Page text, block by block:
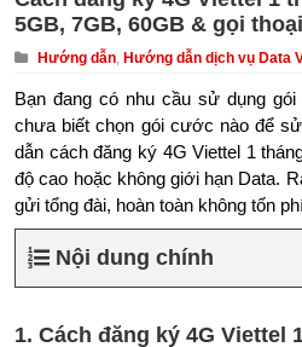
5GB, 7GB, 60GB & gọi thoại
Hướng dẫn, Hướng dẫn dịch vụ Data
Bạn đang có nhu cầu sử dụng
chưa biết chọn gói cước nào để
dẫn cách đăng ký 4G Viettel 1
độ cao hoặc không giới hạn Data.
gửi tổng đài, hoàn toàn không tốn
Nội dung chính
1. Cách đăng ký 4G Viettel